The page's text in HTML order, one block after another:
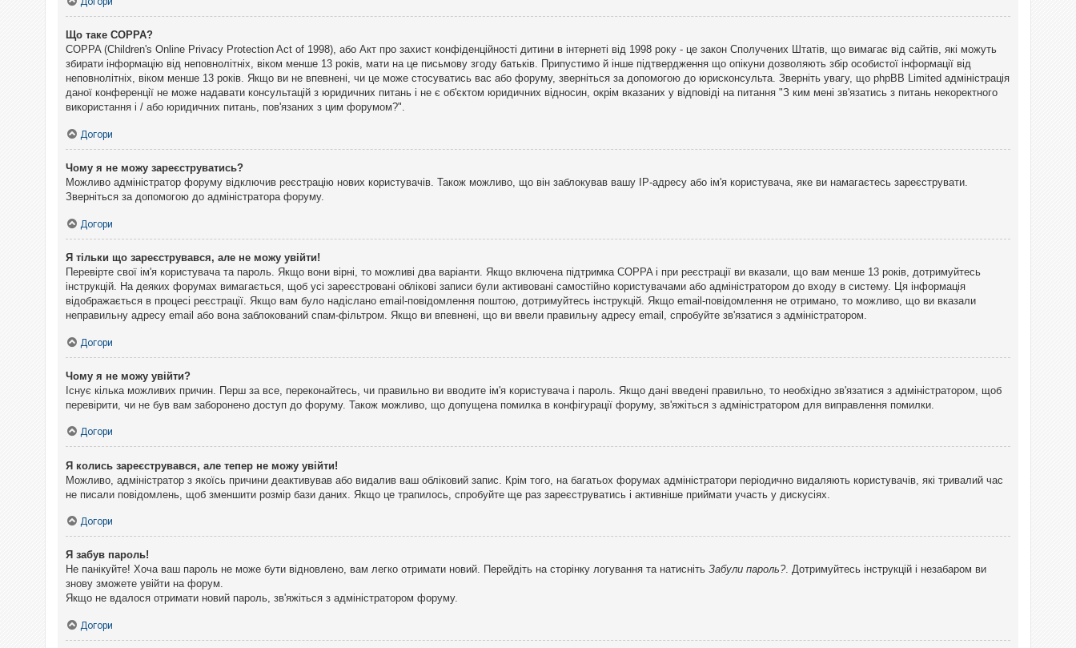
Що таке COPPA?
COPPA (Children's Online Privacy Protection Act of 1998), або Акт про захист конфіденційності дитини в інтернеті від 1998 року - це закон Сполучених Штатів, що вимагає від сайтів, які можуть
збирати інформацію від неповнолітніх, віком менше 13 років, мати на це письмову згоду батьків. Припустимо й інше підтвердження що опікуни дозволяють збір особистої інформації від
неповнолітніх, віком менше 13 років. Якщо ви не впевнені, чи це може стосуватись вас або форуму, зверніться за допомогою до юрисконсульта. Зверніть увагу, що phpBB Limited адміністрація
даної конференції не може надавати консультацій з юридичних питань і не є об'єктом юридичних відносин, окрім вказаних у відповіді на питання "З ким мені зв'язатись з питань некоректного
використання і / або юридичних питань, пов'язаних з цим форумом?".
Догори
Чому я не можу зареєструватись?
Можливо адміністратор форуму відключив реєстрацію нових користувачів. Також можливо, що він заблокував вашу IP-адресу або ім'я користувача, яке ви намагаєтесь зареєструвати.
Зверніться за допомогою до адміністратора форуму.
Догори
Я тільки що зареєструвався, але не можу увійти!
Перевірте свої ім'я користувача та пароль. Якщо вони вірні, то можливі два варіанти. Якщо включена підтримка COPPA і при реєстрації ви вказали, що вам менше 13 років, дотримуйтесь
інструкцій. На деяких форумах вимагається, щоб усі зареєстровані облікові записи були активовані самостійно користувачами або адміністратором до входу в систему. Ця інформація
відображається в процесі реєстрації. Якщо вам було надіслано email-повідомлення поштою, дотримуйтесь інструкцій. Якщо email-повідомлення не отримано, то можливо, що ви вказали
неправильну адресу email або вона заблокований спам-фільтром. Якщо ви впевнені, що ви ввели правильну адресу email, спробуйте зв'язатися з адміністратором.
Догори
Чому я не можу увійти?
Існує кілька можливих причин. Перш за все, переконайтесь, чи правильно ви вводите ім'я користувача і пароль. Якщо дані введені правильно, то необхідно зв'язатися з адміністратором, щоб
перевірити, чи не був вам заборонено доступ до форуму. Також можливо, що допущена помилка в конфігурації форуму, зв'яжіться з адміністратором для виправлення помилки.
Догори
Я колись зареєструвався, але тепер не можу увійти!
Можливо, адміністратор з якоїсь причини деактивував або видалив ваш обліковий запис. Крім того, на багатьох форумах адміністратори періодично видаляють користувачів, які тривалий час
не писали повідомлень, щоб зменшити розмір бази даних. Якщо це трапилось, спробуйте ще раз зареєструватись і активніше приймати участь у дискусіях.
Догори
Я забув пароль!
Не панікуйте! Хоча ваш пароль не може бути відновлено, вам легко отримати новий. Перейдіть на сторінку логування та натисніть Забули пароль?. Дотримуйтесь інструкцій і незабаром ви
знову зможете увійти на форум.
Якщо не вдалося отримати новий пароль, зв'яжіться з адміністратором форуму.
Догори